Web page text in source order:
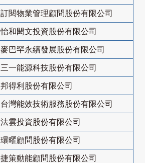
訂閱物業管理顧問股份有限公司
怡和閎文投資股份有限公司
麥巴罕永續發展股份有限公司
三一能源科技股份有限公司
邦得利股份有限公司
台灣能效技術服務股份有限公司
法雲投資股份有限公司
環曜顧問股份有限公司
捷策動能顧問股份有限公司